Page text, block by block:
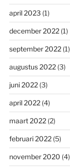
april 2023 (1)
december 2022(1)
september 2022(1)
augustus 2022(3)
juni 2022(3)
april 2022(4)
maart 2022(2)
februari 2022(5)
november 2020 (4)